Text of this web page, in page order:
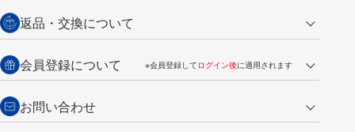
代金引換
銀行振込【前払い】
営業日午前11時までの決済完了の
ご注文は翌営業日の発送
送料：全国一律 660円（税込）
詳しくはご利用ガイドをご覧ください。
返品・交換について
返品の場合
商品到着後7日以内・未使用品に限り返品を承ります。問い合わせフォーム
からご連絡ください。詳しくは
い。
会員登録について ※会員登録してログイン後に適用されます
・新規ご入会で
・税込み2,200円以上のお買い上げで
お問い合わせ